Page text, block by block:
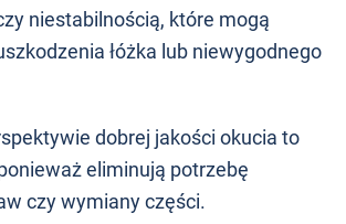
niestabilnością, które mogą
łóżka lub niewygodnego
dobrej jakości okucia to
eliminują potrzebę
czy wymiany części.